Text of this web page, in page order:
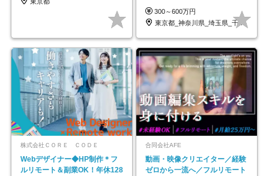
ープの正社員/sg
300～600万円
東京都_神奈川県_埼玉県_千葉県_大阪府…
株式会社ＣＯＲＥ ＣＯＤＥ
Webデザイナー◆HP制作＊フ
ルリモート＆副業OK！年休128
合同会社AFE
動画・映像クリエイター／経験
ゼロから一流へ／フルリモート